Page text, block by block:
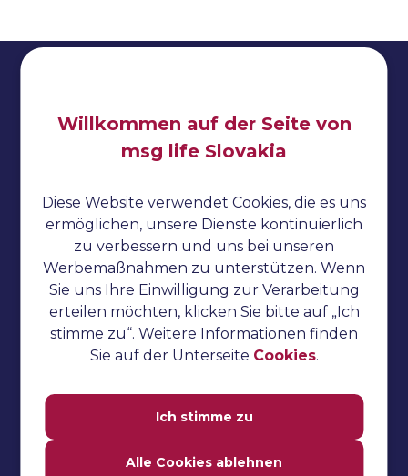
Impressum
Cookies
Jmeter-Anleitung
Katalon Studio-Anleitung
TestNG-Anleitung
Gurken-Tutorial
Leistungstest
Willkommen auf der Seite von
msg life Slovakia
Diese Website verwendet Cookies, die es uns
ermöglichen, unsere Dienste kontinuierlich
zu verbessern und uns bei unseren
Werbemaßnahmen zu unterstützen. Wenn
Sie uns Ihre Einwilligung zur Verarbeitung
erteilen möchten, klicken Sie bitte auf „Ich
stimme zu“. Weitere Informationen finden
Sie auf der Unterseite Cookies.
Ich stimme zu
Alle Cookies ablehnen